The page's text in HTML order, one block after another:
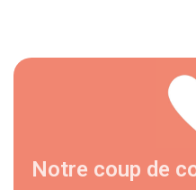
Notre coup de